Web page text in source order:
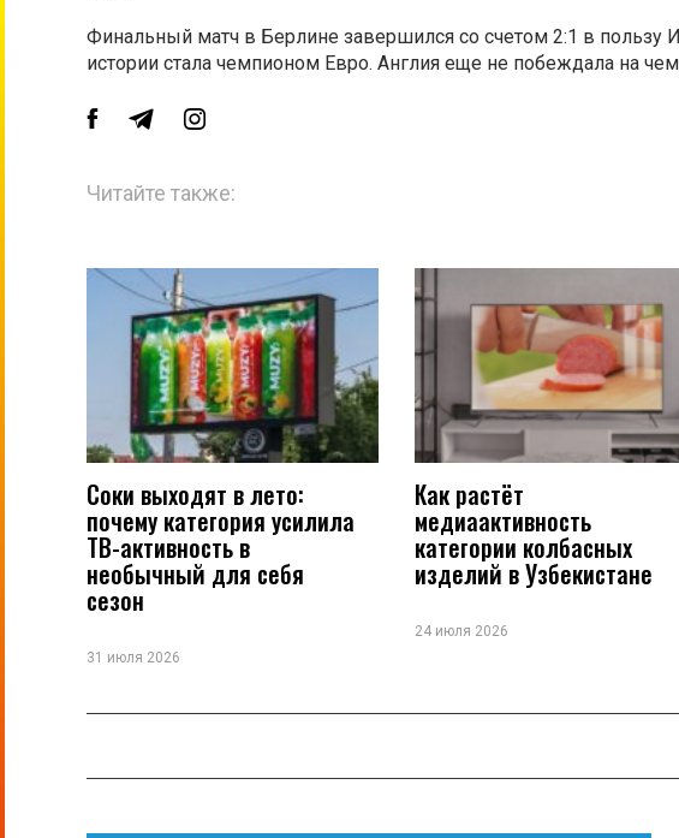
Финальный матч в Берлине завершился со счетом 2:1 в пользу
истории стала чемпионом Евро. Англия еще не побеждала на
Читайте также:
Соки выходят в лето:
почему категория усилила
ТВ-активность в
необычный для себя
сезон
31 июля 2026
Как растёт
медиаактивность
категории колбасных
изделий в Узбекистане
24 июля 2026